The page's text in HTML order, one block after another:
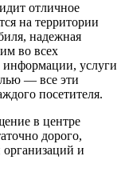
отличное
на территории
надежная
во всех
услуги
— все эти
посетителя.
в центре
дорого,
организаций и